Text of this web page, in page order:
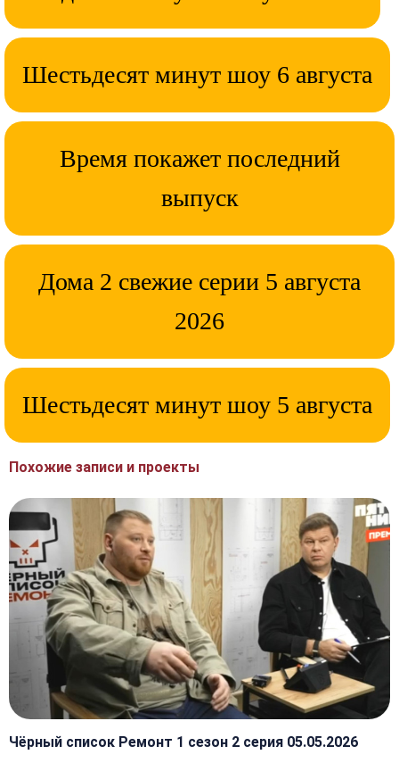
Шестьдесят минут шоу 6 августа
Время покажет последний
выпуск
Дома 2 свежие серии 5 августа
2026
Шестьдесят минут шоу 5 августа
Похожие записи и проекты
Чёрный список Ремонт 1 сезон 2 серия 05.05.2026